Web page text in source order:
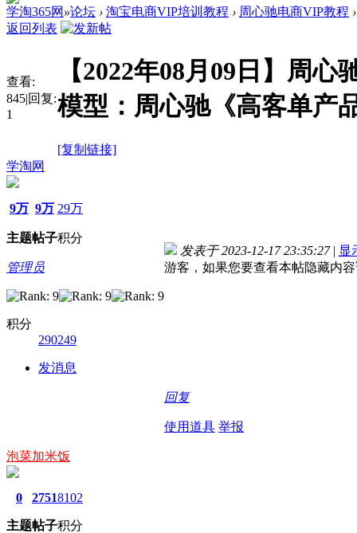
学淘365网 »论坛 › 淘宝电商VIP培训教程 › 周心驰电商VIP教程 ›
返回列表
查看:
845|回复:
1
【2022年08月09日】周
模型：周心驰《高客单产
[复制链接]
学淘网
9万
主题
9万
帖子
29万
积分
管理员
积分
290249
发消息
发表于 2023-12-17 23:35:27 | 显
游客，如果您要查看本帖隐藏内
回复
使用道具 举报
泡菜加米饭
0
主题
2751
帖子
8102
积分